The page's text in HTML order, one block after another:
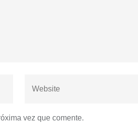
vez que comente.